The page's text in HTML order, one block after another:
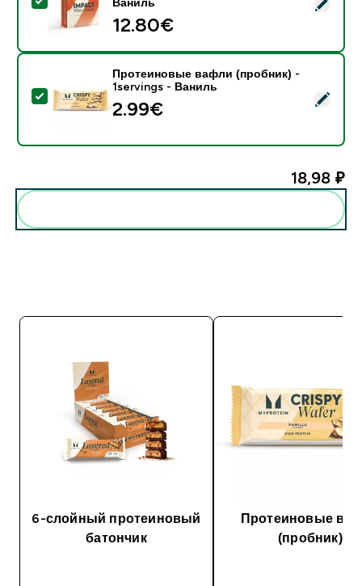
12.80€‎
- Протеиновые вафли (пробник) - 1servings -
Протеиновые вафли (пробник) -
1servings - Ваниль
2.99€‎
18,98 ₽‎
6-слойный протеиновый
батончик
Протеиновые
(пробник)